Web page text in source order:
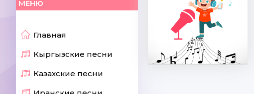
МЕНЮ
Главная
Кыргызские песни
Казахские песни